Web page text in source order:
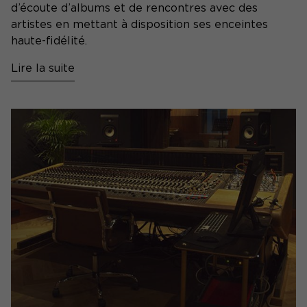
d’écoute d’albums et de rencontres avec des
artistes en mettant à disposition ses enceintes
haute-fidélité.
Lire la suite